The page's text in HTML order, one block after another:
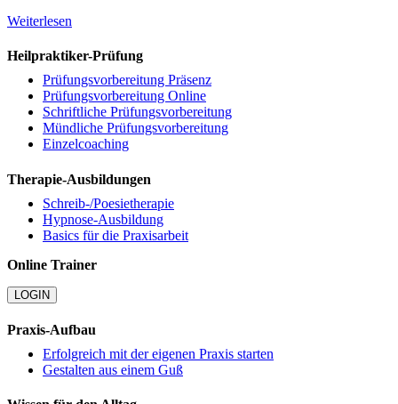
Weiterlesen
Heilpraktiker-Prüfung
Prüfungsvorbereitung Präsenz
Prüfungsvorbereitung Online
Schriftliche Prüfungsvorbereitung
Mündliche Prüfungsvorbereitung
Einzelcoaching
Therapie-Ausbildungen
Schreib-/Poesietherapie
Hypnose-Ausbildung
Basics für die Praxisarbeit
Online Trainer
LOGIN
Praxis-Aufbau
Erfolgreich mit der eigenen Praxis starten
Gestalten aus einem Guß